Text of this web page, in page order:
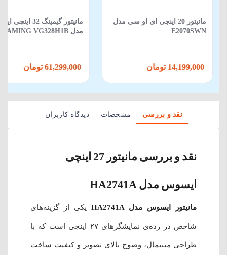
مانیتور 20 اینچی ای او سی مدل
E2070SWN
مانیتور گیمینگ 32
مدل TUF GAMING VG328H1B
نقد و بررسی مشخصات دیدگاه کاربران
نقد و بررسی مانیتور 27 اینچی
ایسوس مدل HA2741A
مانیتور ایسوس مدل HA2741A یکی از گزینه‌های
شاخص در رده‌ی نمایشگرهای ۲۷ اینچی است که با
طراحی مینیمال، وضوح بالای تصویر و کیفیت ساخت